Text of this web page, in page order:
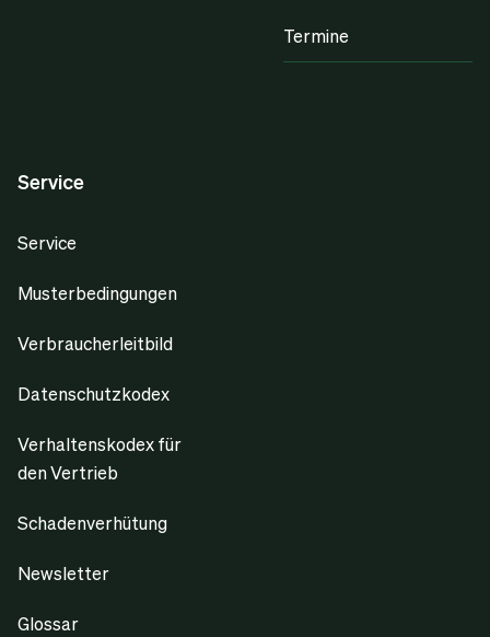
Termine
Service
Service
Musterbedingungen
Verbraucherleitbild
Datenschutzkodex
Verhaltenskodex für
den Vertrieb
Schadenverhütung
Newsletter
Glossar